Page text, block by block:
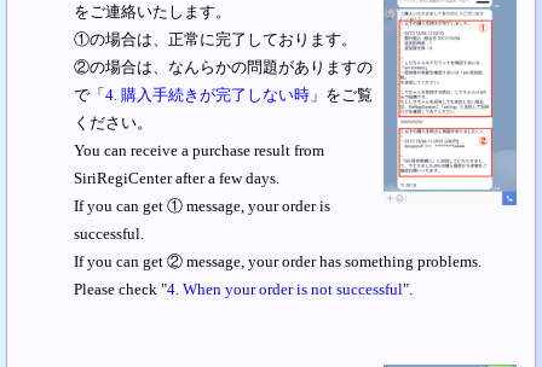
をご連絡いたします。
①の場合は、正常に完了しております。
②の場合は、なんらかの問題がありますの
で「4. 購入手続きが完了しない時 」をご覧
ください。
You can receive a purchase result from
SiriRegiCenter after a few days.
If you can get ① message, your order is
successful.
If you can get ② message, your order has something problems.
Please check "4. When your order is not successful".